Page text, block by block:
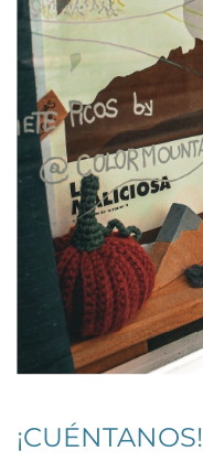
¡CUÉNTANOS!